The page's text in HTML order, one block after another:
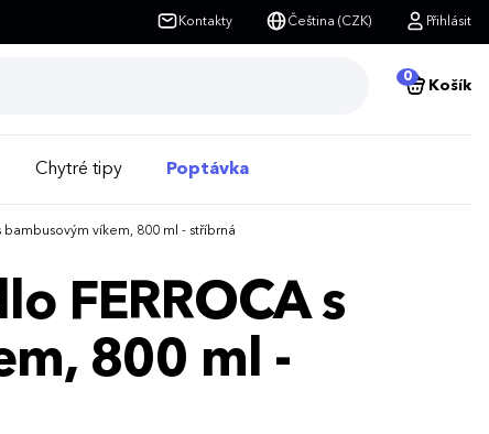
Kontakty Čeština (CZK) Přihlásit
0
Košík
Chytré tipy Poptávka
bambusovým víkem, 800 ml - stříbrná
FERROCA s
800 ml -